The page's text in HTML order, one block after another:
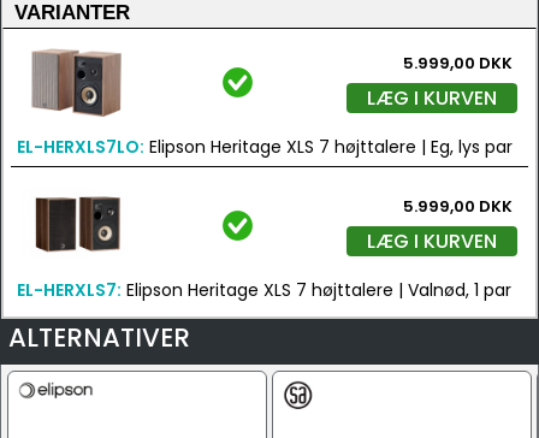
VARIANTER
5.999,00 DKK
LÆG I KURVEN
EL-HERXLS7LO: Elipson Heritage XLS 7 højttalere | Eg, lys par
5.999,00 DKK
LÆG I KURVEN
EL-HERXLS7: Elipson Heritage XLS 7 højttalere | Valnød, 1 par
ALTERNATIVER